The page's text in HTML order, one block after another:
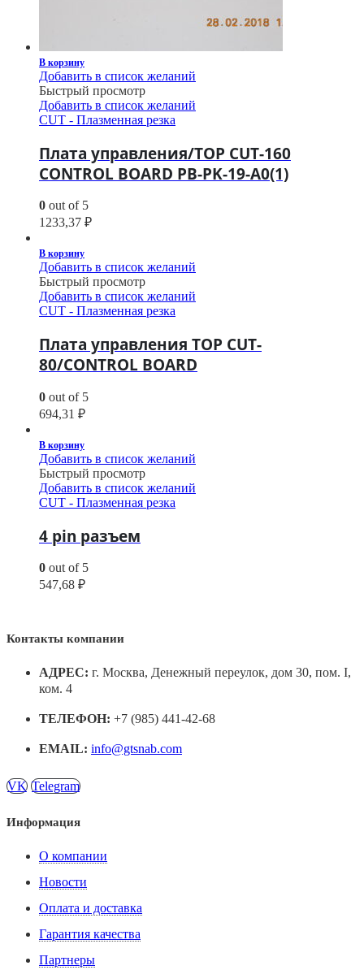
В корзину
Добавить в список желаний
Быстрый просмотр
Добавить в список желаний
CUT - Плазменная резка
Плата управления/TOP CUT-160
CONTROL BOARD PB-PK-19-A0(1)
0 out of 5
1233,37 ₽
В корзину
Добавить в список желаний
Быстрый просмотр
Добавить в список желаний
CUT - Плазменная резка
Плата управления TOP CUT-
80/CONTROL BOARD
0 out of 5
694,31 ₽
В корзину
Добавить в список желаний
Быстрый просмотр
Добавить в список желаний
CUT - Плазменная резка
4 pin разъем
0 out of 5
547,68 ₽
Контакты компании
АДРЕС: г. Москва, Денежный переулок, дом 30, пом. I,
ком. 4
ТЕЛЕФОН: +7 (985) 441-42-68
EMAIL: info@gtsnab.com
VK Telegram
Информация
О компании
Новости
Оплата и доставка
Гарантия качества
Партнеры